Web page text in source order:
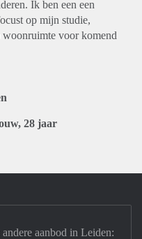
Ik ben een een
op mijn studie,
voor komend
28 jaar
aanbod in Leiden: